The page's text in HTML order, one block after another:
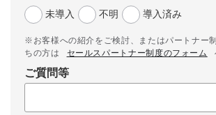
未導入
不明 導入済み
※お客様への紹介をご検討、またはパートナー
ちの方は
セールスパートナー制度のフォーム
ご質問等